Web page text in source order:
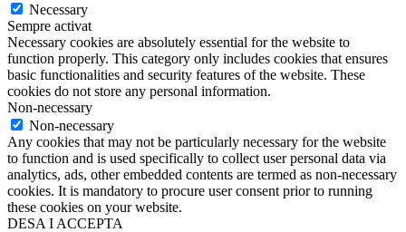
Necessary
Sempre activat
Necessary cookies are absolutely essential for the website to
function properly. This category only includes cookies that ensures
basic functionalities and security features of the website. These
cookies do not store any personal information.
Non-necessary
Non-necessary
Any cookies that may not be particularly necessary for the website
to function and is used specifically to collect user personal data via
analytics, ads, other embedded contents are termed as non-necessary
cookies. It is mandatory to procure user consent prior to running
these cookies on your website.
DESA I ACCEPTA